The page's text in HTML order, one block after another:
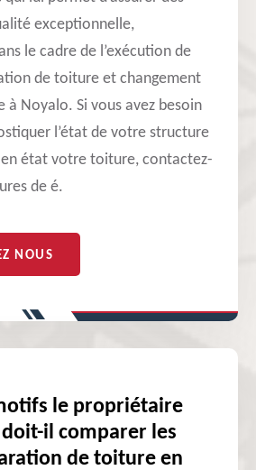
exceptionnelle,
le cadre de l’exécution de
de toiture et changement
à Noyalo. Si vous avez besoin
l’état de votre structure
état votre toiture, contactez-
de é.
NOUS
le propriétaire
il comparer les
de toiture en